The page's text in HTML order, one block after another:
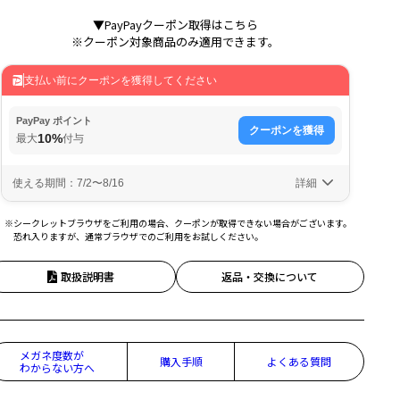
▼PayPayクーポン取得はこちら
※クーポン対象商品のみ適用できます。
※シークレットブラウザをご利用の場合、クーポンが取得できない場合がございます。
恐れ入りますが、通常ブラウザでのご利用をお試しください。
取扱説明書 返品・交換について
メガネ度数が
わからない方へ
購入手順 よくある質問